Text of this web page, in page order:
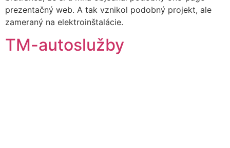
prezentačný web. A tak vznikol podobný projekt, ale
zameraný na elektroinštalácie.
TM-autoslužby